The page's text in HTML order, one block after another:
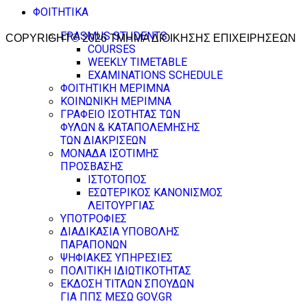
ΦΟΙΤΗΤΙΚΑ
ERASMUS STUDENTS
COURSES
WEEKLY TIMETABLE
EXAMINATIONS SCHEDULE
ΦΟΙΤΗΤΙΚΗ ΜΕΡΙΜΝΑ
ΚΟΙΝΩΝΙΚΗ ΜΕΡΙΜΝΑ
ΓΡΑΦΕΙΟ ΙΣΟΤΗΤΑΣ ΤΩΝ
ΦΥΛΩΝ & ΚΑΤΑΠΟΛΕΜΗΣΗΣ
ΤΩΝ ΔΙΑΚΡΙΣΕΩΝ
ΜΟΝΑΔΑ ΙΣΟΤΙΜΗΣ
ΠΡΟΣΒΑΣΗΣ
ΙΣΤΟΤΟΠΟΣ
ΕΣΩΤΕΡΙΚΟΣ ΚΑΝΟΝΙΣΜΟΣ
ΛΕΙΤΟΥΡΓΙΑΣ
ΥΠΟΤΡΟΦΙΕΣ
ΔΙΑΔΙΚΑΣΙΑ ΥΠΟΒΟΛΗΣ
ΠΑΡΑΠΟΝΩΝ
ΨΗΦΙΑΚΕΣ ΥΠΗΡΕΣΙΕΣ
ΠΟΛΙΤΙΚΗ ΙΔΙΩΤΙΚΟΤΗΤΑΣ
ΕΚΔΟΣΗ ΤΙΤΛΩΝ ΣΠΟΥΔΩΝ
ΓΙΑ ΠΠΣ ΜΕΣΩ GOV.GR
COPYRIGHT© 2026 ΤΜΗΜΑ ΔΙΟΙΚΗΣΗΣ ΕΠΙΧΕΙΡΗΣΕΩΝ